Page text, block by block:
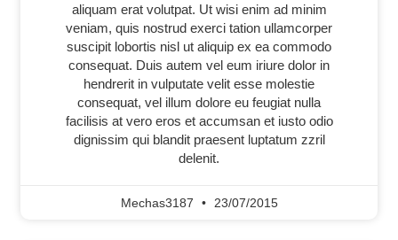
aliquam erat volutpat. Ut wisi enim ad minim
veniam, quis nostrud exerci tation ullamcorper
suscipit lobortis nisl ut aliquip ex ea commodo
consequat. Duis autem vel eum iriure dolor in
hendrerit in vulputate velit esse molestie
consequat, vel illum dolore eu feugiat nulla
facilisis at vero eros et accumsan et iusto odio
dignissim qui blandit praesent luptatum zzril
delenit.
Mechas3187 23/07/2015